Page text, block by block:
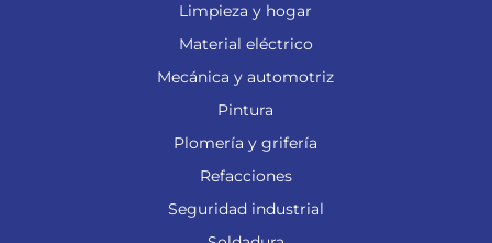
Limpieza y hogar
Material eléctrico
Mecánica y automotriz
Pintura
Plomería y grifería
Refacciones
Seguridad industrial